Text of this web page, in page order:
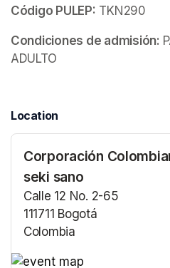
Código PULEP: TKN290
Condiciones de admisión:
ADULTO
Location
Corporación
seki sano
Calle 12 No. 2-65
111711 Bogotá
Colombia